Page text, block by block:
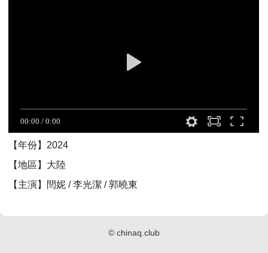
【年份】2024
【地區】大陸
【主演】閆妮 / 李光潔 / 郭曉東
© chinaq.club